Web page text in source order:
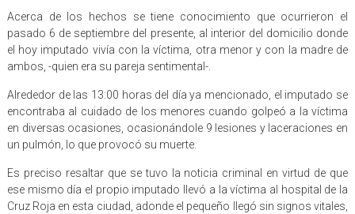
Acerca de los hechos se tiene conocimiento que ocurrieron el
pasado 6 de septiembre del presente, al interior del domicilio donde
el hoy imputado vivía con la víctima, otra menor y con la madre de
ambos, -quien era su pareja sentimental-.
Alrededor de las 13:00 horas del día ya mencionado, el imputado se
encontraba al cuidado de los menores cuando golpeó a la víctima
en diversas ocasiones, ocasionándole 9 lesiones y laceraciones en
un pulmón, lo que provocó su muerte.
Es preciso resaltar que se tuvo la noticia criminal en virtud de que
ese mismo día el propio imputado llevó a la víctima al hospital de la
Cruz Roja en esta ciudad, adonde el pequeño llegó sin signos vitales,